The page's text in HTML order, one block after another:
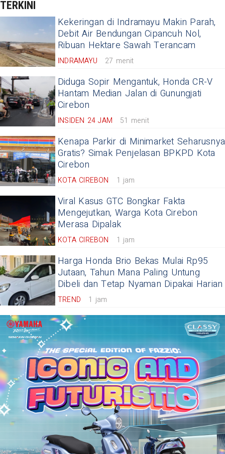
TERKINI
Kekeringan di Indramayu Makin Parah,
Debit Air Bendungan Cipancuh Nol,
Ribuan Hektare Sawah Terancam
INDRAMAYU 27 menit
Diduga Sopir Mengantuk, Honda CR-V
Hantam Median Jalan di Gunungjati
Cirebon
INSIDEN 24 JAM 51 menit
Kenapa Parkir di Minimarket Seharusnya
Gratis? Simak Penjelasan BPKPD Kota
Cirebon
KOTA CIREBON 1 jam
Viral Kasus GTC Bongkar Fakta
Mengejutkan, Warga Kota Cirebon
Merasa Dipalak
KOTA CIREBON 1 jam
Harga Honda Brio Bekas Mulai Rp95
Jutaan, Tahun Mana Paling Untung
Dibeli dan Tetap Nyaman Dipakai Harian
TREND 1 jam